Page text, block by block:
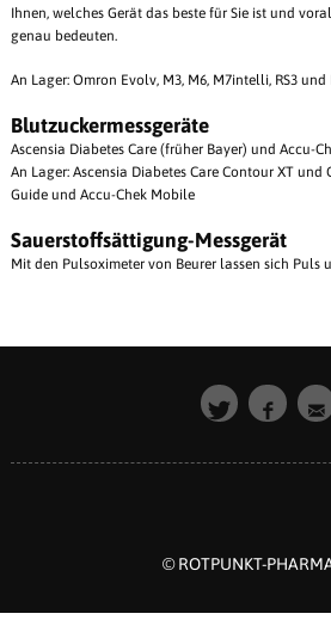
Ihnen, welches Gerät das beste für Sie ist und
genau bedeuten.
An Lager: Omron Evolv, M3, M6, M7intelli, RS3 und
Blutzuckermessgeräte
Ascensia Diabetes Care (früher Bayer) und Accu-
An Lager: Ascensia Diabetes Care Contour XT und
Guide und Accu-Chek Mobile
Sauerstoffsättigung-Messgerät
Mit den Pulsoximeter von Beurer lassen sich Puls
© ROTPUNKT-